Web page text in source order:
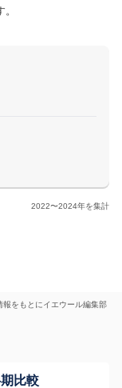
2022〜2024年を集計
報をもとにイエウール編集部
比較